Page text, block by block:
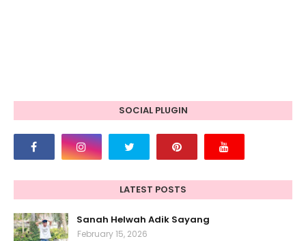
SOCIAL PLUGIN
LATEST POSTS
Sanah Helwah Adik Sayang
February 15, 2026